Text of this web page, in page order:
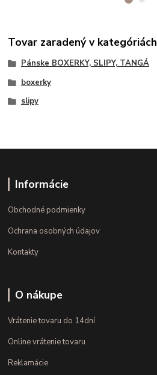
Tovar zaradený v kategóriách
Pánske BOXERKY, SLIPY, TANGÁ
boxerky
slipy
Informácie
Obchodné podmienky
Ochrana osobných údajov
Kontakty
O nákupe
Vrátenie tovaru do 14dní
Online vrátenie tovaru
Reklamácie